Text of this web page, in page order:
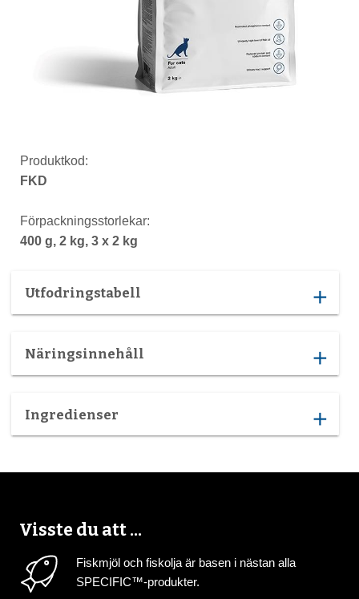
Produktkod:
FKD
Förpackningsstorlekar:
400 g, 2 kg, 3 x 2 kg
Utfodringstabell add
Näringsinnehåll add
Ingredienser add
Visste du att ...
Fiskmjöl och fiskolja är basen i nästan alla
SPECIFIC™-produkter.